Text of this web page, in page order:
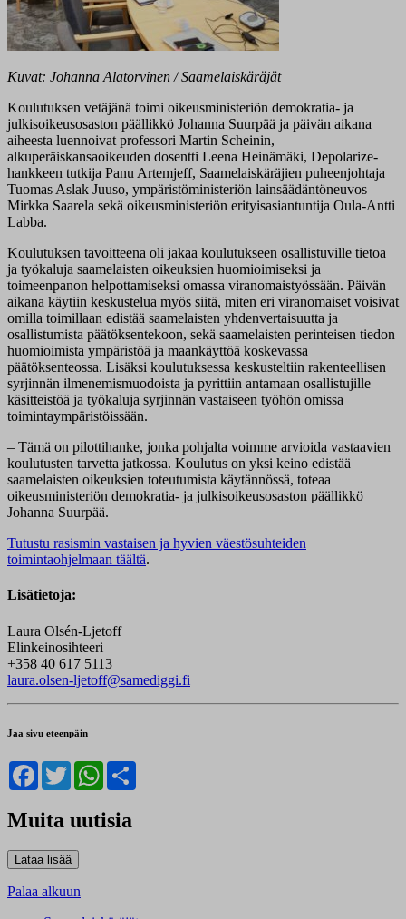
Kuvat: Johanna Alatorvinen / Saamelaiskäräjät
Koulutuksen vetäjänä toimi oikeusministeriön demokratia- ja
julkisoikeusosaston päällikkö Johanna Suurpää ja päivän aikana
aiheesta luennoivat professori Martin Scheinin,
alkuperäiskansaoikeuden dosentti Leena Heinämäki, Depolarize-
hankkeen tutkija Panu Artemjeff, Saamelaiskäräjien puheenjohtaja
Tuomas Aslak Juuso, ympäristöministeriön lainsäädäntöneuvos
Mirkka Saarela sekä oikeusministeriön erityisasiantuntija Oula-Antti
Labba.
Koulutuksen tavoitteena oli jakaa koulutukseen osallistuville tietoa
ja työkaluja saamelaisten oikeuksien huomioimiseksi ja
toimeenpanon helpottamiseksi omassa viranomaistyössään. Päivän
aikana käytiin keskustelua myös siitä, miten eri viranomaiset voisivat
omilla toimillaan edistää saamelaisten yhdenvertaisuutta ja
osallistumista päätöksentekoon, sekä saamelaisten perinteisen tiedon
huomioimista ympäristöä ja maankäyttöä koskevassa
päätöksenteossa. Lisäksi koulutuksessa keskusteltiin rakenteellisen
syrjinnän ilmenemismuodoista ja pyrittiin antamaan osallistujille
käsitteistöä ja työkaluja syrjinnän vastaiseen työhön omissa
toimintaympäristöissään.
– Tämä on pilottihanke, jonka pohjalta voimme arvioida vastaavien
koulutusten tarvetta jatkossa. Koulutus on yksi keino edistää
saamelaisten oikeuksien toteutumista käytännössä, toteaa
oikeusministeriön demokratia- ja julkisoikeusosaston päällikkö
Johanna Suurpää.
Tutustu rasismin vastaisen ja hyvien väestösuhteiden
toimintaohjelmaan täältä.
Lisätietoja:
Laura Olsén-Ljetoff
Elinkeinosihteeri
+358 40 617 5113
laura.olsen-ljetoff@samediggi.fi
Jaa sivu eteenpäin
Facebook
TwitterWhatsApp
Muita uutisia
Palaa alkuun